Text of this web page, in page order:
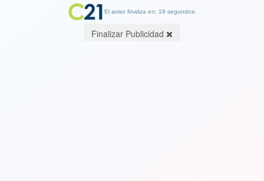
El aviso finaliza en: 19 segundos.
Finalizar Publicidad